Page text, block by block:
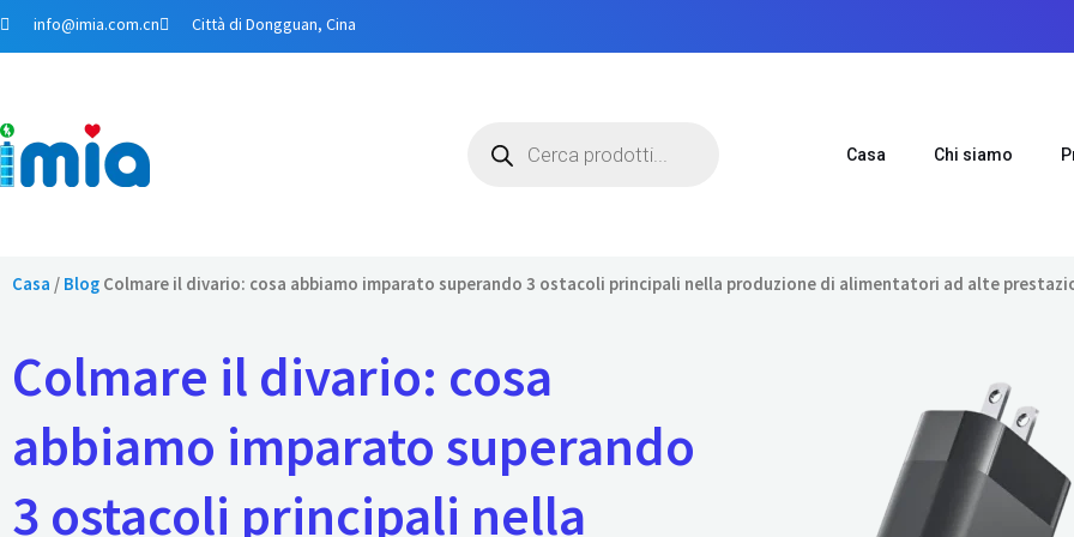
Saltainfo@imia.com.cn Città di Dongguan, Cina
Casa Chi siamo
Casa / Blog Colmare il divario: cosa abbiamo imparato superando 3 ostacoli principali nella produzione di alimentatori ad alte
Colmare il divario: cosa
abbiamo imparato superando
3 ostacoli principali nella